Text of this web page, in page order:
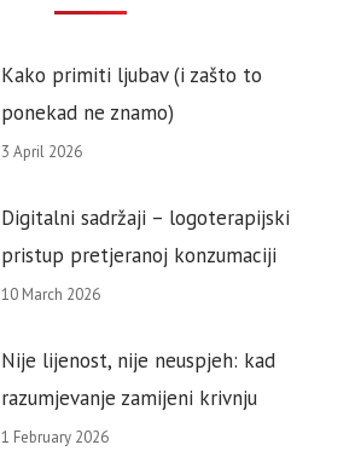
Kako primiti ljubav (i zašto to
ponekad ne znamo)
3 April 2026
Digitalni sadržaji – logoterapijski
pristup pretjeranoj konzumaciji
10 March 2026
Nije lijenost, nije neuspjeh: kad
razumjevanje zamijeni krivnju
1 February 2026